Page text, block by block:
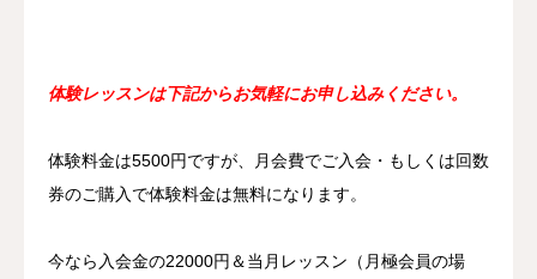
体験レッスンは下記からお気軽にお申し込みください。
体験料金は5500円ですが、月会費でご入会・もしくは回数
券のご購入で体験料金は無料になります。
今なら入会金の22000円＆当月レッスン（月極会員の場